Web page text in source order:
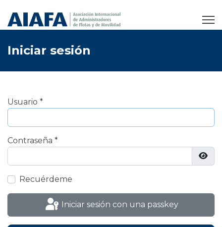
Iniciar sesión
Usuario *
Contraseña *
Recuérdeme
Iniciar sesión con una passkey